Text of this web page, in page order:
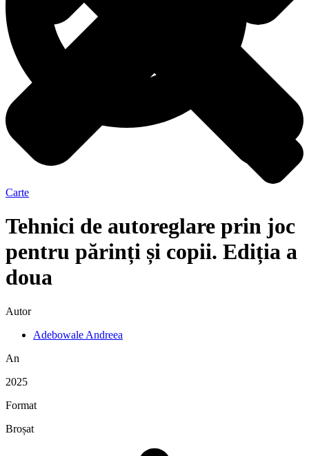
Carte
Tehnici de autoreglare prin joc
pentru părinți și copii. Ediția a
doua
Autor
Adebowale Andreea
An
2025
Format
Broșat